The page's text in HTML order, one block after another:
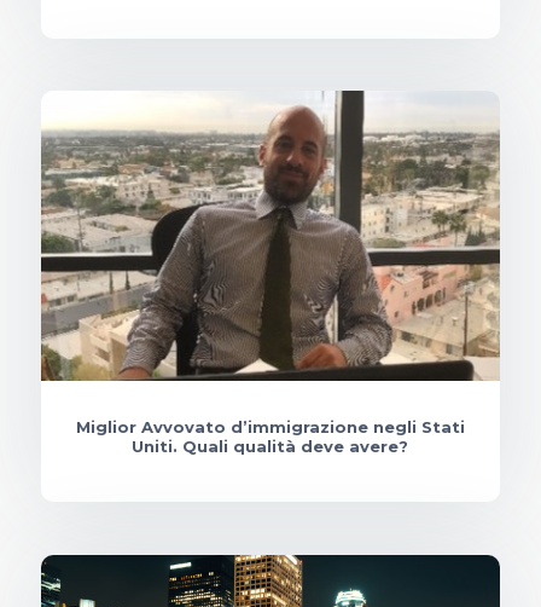
Miglior Avvovato d’immigrazione negli Stati
Uniti. Quali qualità deve avere?